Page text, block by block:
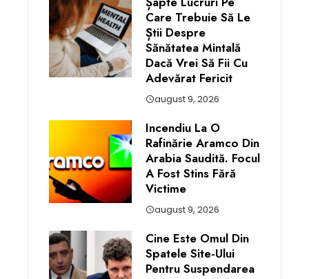
Care Trebuie Să Le
Știi Despre
Sănătatea Mintală
Dacă Vrei Să Fii Cu
Adevărat Fericit
august 9, 2026
Incendiu La O
Rafinărie Aramco Din
Arabia Saudită. Focul
A Fost Stins Fără
Victime
august 9, 2026
Cine Este Omul Din
Spatele Site-Ului
Pentru Suspendarea